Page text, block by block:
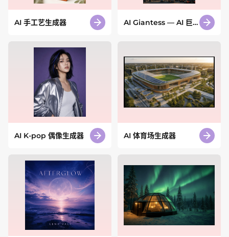
AI 手工艺生成器
AI Giantess — AI 巨
AI K-pop 偶像生成器 AI 体育场生成器